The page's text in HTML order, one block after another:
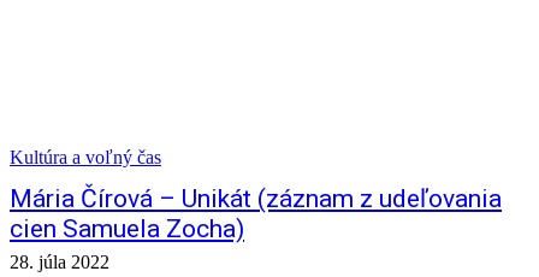
Kultúra a voľný čas
Mária Čírová – Unikát (záznam z udeľovania
cien Samuela Zocha)
28. júla 2022